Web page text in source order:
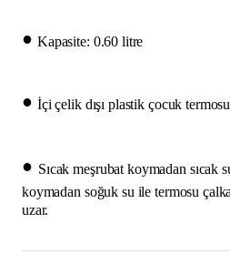
• Kapasite: 0.60 litre
• İçi çelik dışı plastik çocuk termosu
• Sıcak meşrubat koymadan sıcak
koymadan soğuk su ile termosu
uzar.